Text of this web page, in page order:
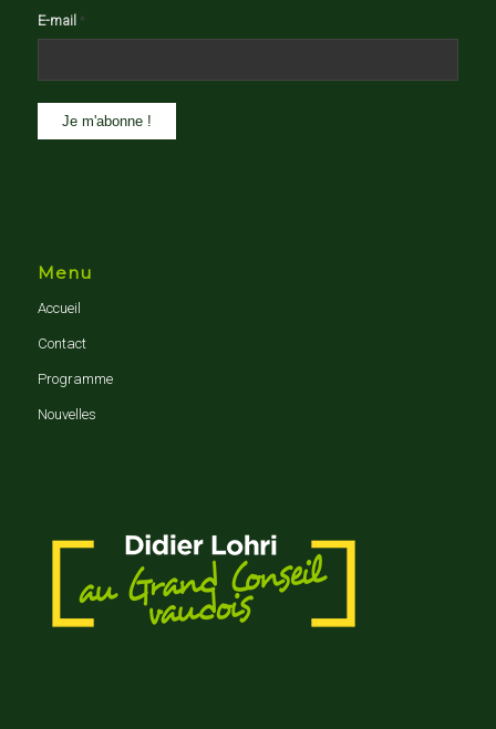
E-mail *
Menu
Accueil
Contact
Programme
Nouvelles